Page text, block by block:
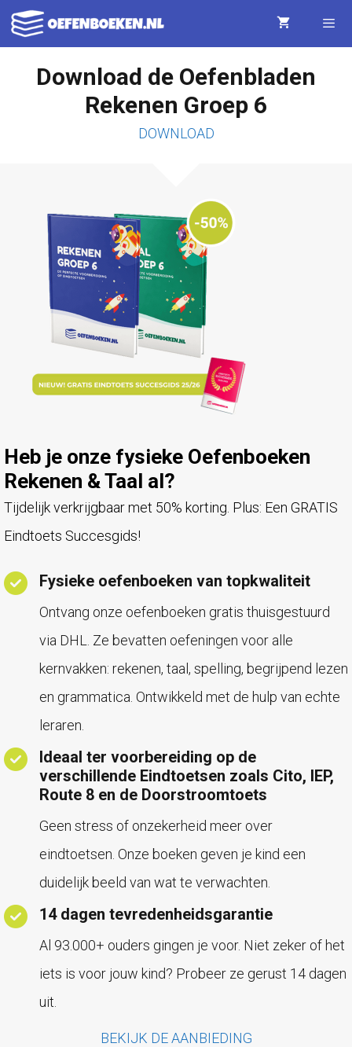
Ga
naar
Download de Oefenbladen
Rekenen Groep 6
DOWNLOAD
Heb je onze fysieke Oefenboeken
Rekenen & Taal al?
Tijdelijk verkrijgbaar met 50% korting. Plus: Een GRATIS
Eindtoets Succesgids!
Fysieke oefenboeken van topkwaliteit
Ontvang onze oefenboeken gratis thuisgestuurd
via DHL. Ze bevatten oefeningen voor alle
kernvakken: rekenen, taal, spelling, begrijpend lezen
en grammatica. Ontwikkeld met de hulp van echte
leraren.
Ideaal ter voorbereiding op de
verschillende Eindtoetsen zoals Cito, IEP,
Route 8 en de Doorstroomtoets
Geen stress of onzekerheid meer over
eindtoetsen. Onze boeken geven je kind een
duidelijk beeld van wat te verwachten.
14 dagen tevredenheidsgarantie
Al 93.000+ ouders gingen je voor. Niet zeker of het
iets is voor jouw kind? Probeer ze gerust 14 dagen
uit.
BEKIJK DE AANBIEDING